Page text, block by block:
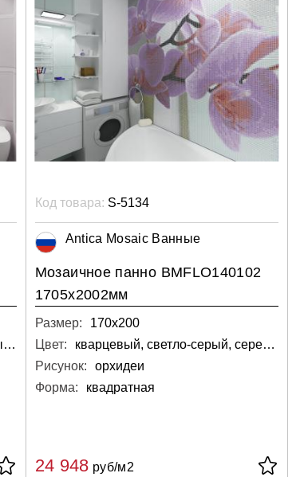
кварцевый, белый, светло-серый, серебряный
Код товара: S-5134
Antica Mosaic Ванные
Мозаичное панно BMFLO140102
1705х2002мм
Размер:
170х200
Цвет:
кварцевый, светло-серый, серебряный, серый
Рисунок:
орхидеи
Форма:
квадратная
24 948 руб/м2